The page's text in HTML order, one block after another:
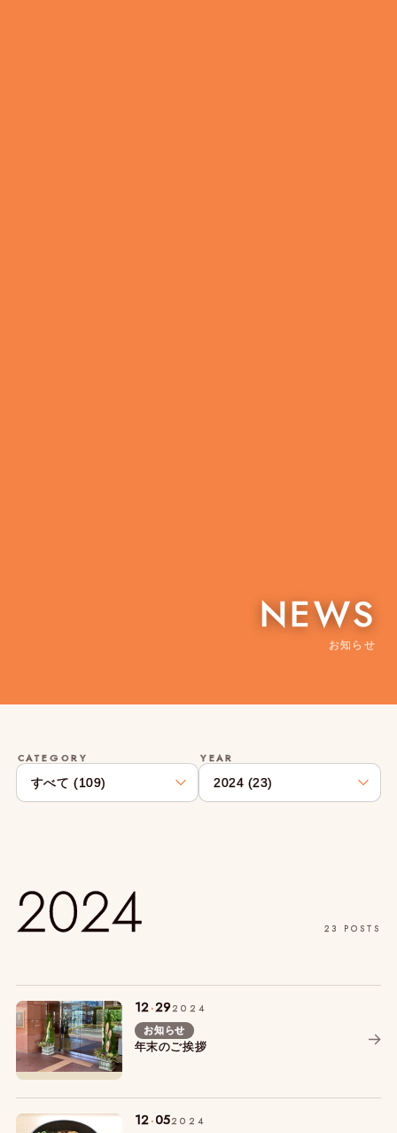
NEWS
お知らせ
CATEGORY YEAR
2024 23 POSTS
12.292024
お知らせ
年末のご挨拶
12.052024